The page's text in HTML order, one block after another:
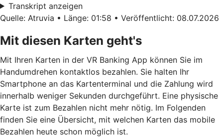
Transkript anzeigen
Quelle: Atruvia • Länge: 01:58 • Veröffentlicht: 08.07.2026
Mit diesen Karten geht's
Mit Ihren Karten in der VR Banking App können Sie im
Handumdrehen kontaktlos bezahlen. Sie halten Ihr
Smartphone an das Kartenterminal und die Zahlung wird
innerhalb weniger Sekunden durchgeführt. Eine physische
Karte ist zum Bezahlen nicht mehr nötig. Im Folgenden
finden Sie eine Übersicht, mit welchen Karten das mobile
Bezahlen heute schon möglich ist.